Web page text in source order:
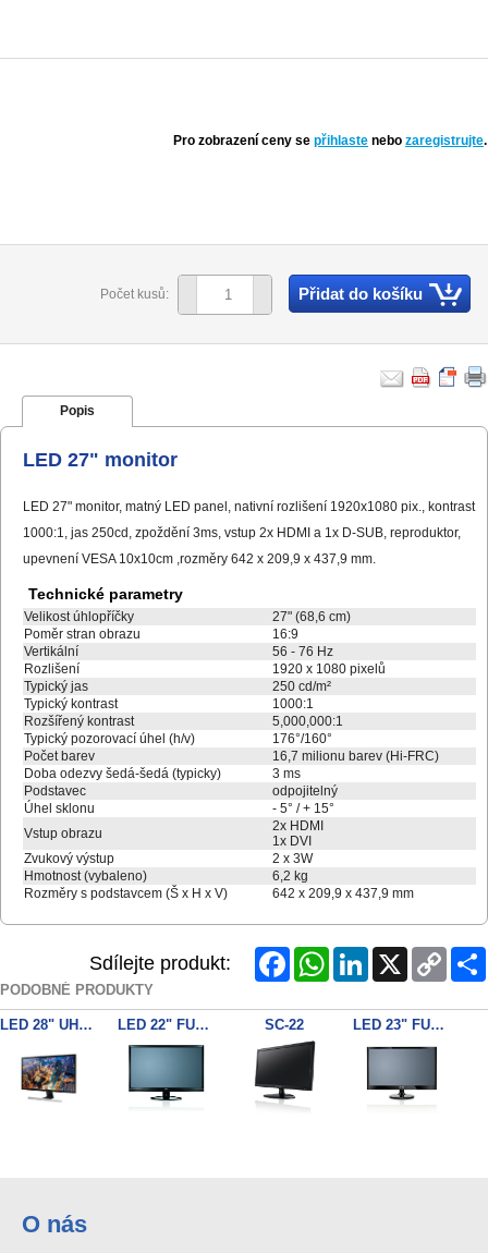
Pro zobrazení ceny se přihlaste nebo zaregistrujte.
Počet kusů: Přidat do košíku
Popis
LED 27" monitor
LED 27" monitor, matný LED panel, nativní rozlišení 1920x1080 pix., kontrast
1000:1, jas 250cd, zpoždění 3ms, vstup 2x HDMI a 1x D-SUB, reproduktor,
upevnení VESA 10x10cm ,rozměry 642 x 209,9 x 437,9 mm.
Technické parametry
Velikost úhlopříčky
27" (68,6 cm)
Poměr stran obrazu
16:9
Vertikální
56 - 76 Hz
Rozlišení
1920 x 1080 pixelů
Typický jas
250 cd/m²
Typický kontrast
1000:1
Rozšířený kontrast
5,000,000:1
Typický pozorovací úhel (h/v)
176°/160°
Počet barev
16,7 milionu barev (Hi-FRC)
Doba odezvy šedá-šedá (typicky)
3 ms
Podstavec
odpojitelný
Úhel sklonu
- 5° / + 15°
Vstup obrazu
2x HDMI
1x DVI
Zvukový výstup
2 x 3W
Hmotnost (vybaleno)
6,2 kg
Rozměry s podstavcem (Š x H x V)
642 x 209,9 x 437,9 mm
Sdílejte produkt: FacebookWhatsAppLinkedInX
Copy
Link
PODOBNÉ PRODUKTY
LED 28" UHD SAMSUNG LED 22" FULL HD monitor, matný SC-22 LED 23" FULL HD monitor
O nás